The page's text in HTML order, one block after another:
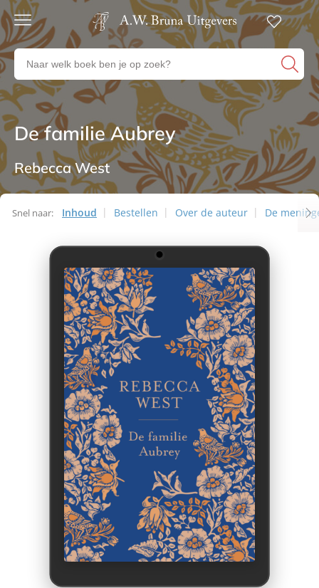
Gratis
verzending
Voor
23:00
besteld,
volgende
werkdag
in huis
Veilig
betalen
Gratis
retourneren
Zoeken
naar
boeken,
auteurs
en
uitgevers
Romans
De familie Aubrey
Rebecca West
Snel naar: Inhoud Bestellen Over de auteur De